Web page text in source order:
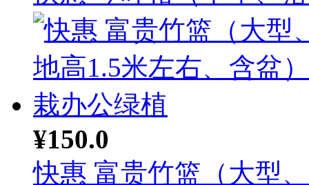
¥150.0
快惠 富贵竹篮（大型